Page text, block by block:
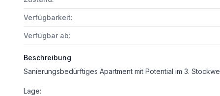
Verfügbarkeit:
Verfügbar ab:
Beschreibung
Sanierungsbedürftiges Apartment mit Potential im 3.
Lage: